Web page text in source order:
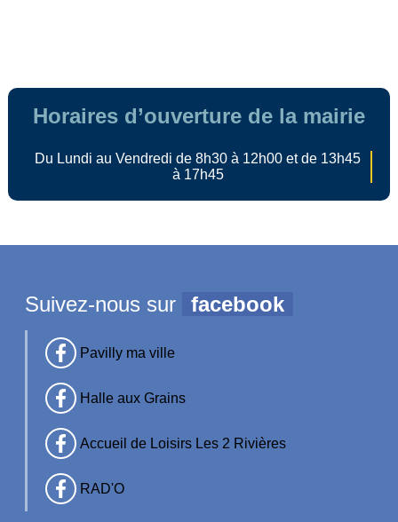
Horaires d’ouverture de la mairie
Du Lundi au Vendredi de 8h30 à 12h00 et de 13h45
à 17h45
Suivez-nous sur facebook
Pavilly ma ville
Halle aux Grains
Accueil de Loisirs Les 2 Rivières
RAD'O